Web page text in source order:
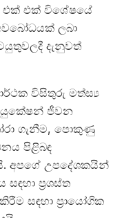
එක් එක් විශේෂයේ
ලබා
දැනුවත්
විසිතුරු මත්ස්‍ය
ජීවන
ගැනීම, පොකුණු
පිළිබඳ
අපගේ උපදේශකයින්
ප්‍රශස්ත
සඳහා ප්‍රායෝගික